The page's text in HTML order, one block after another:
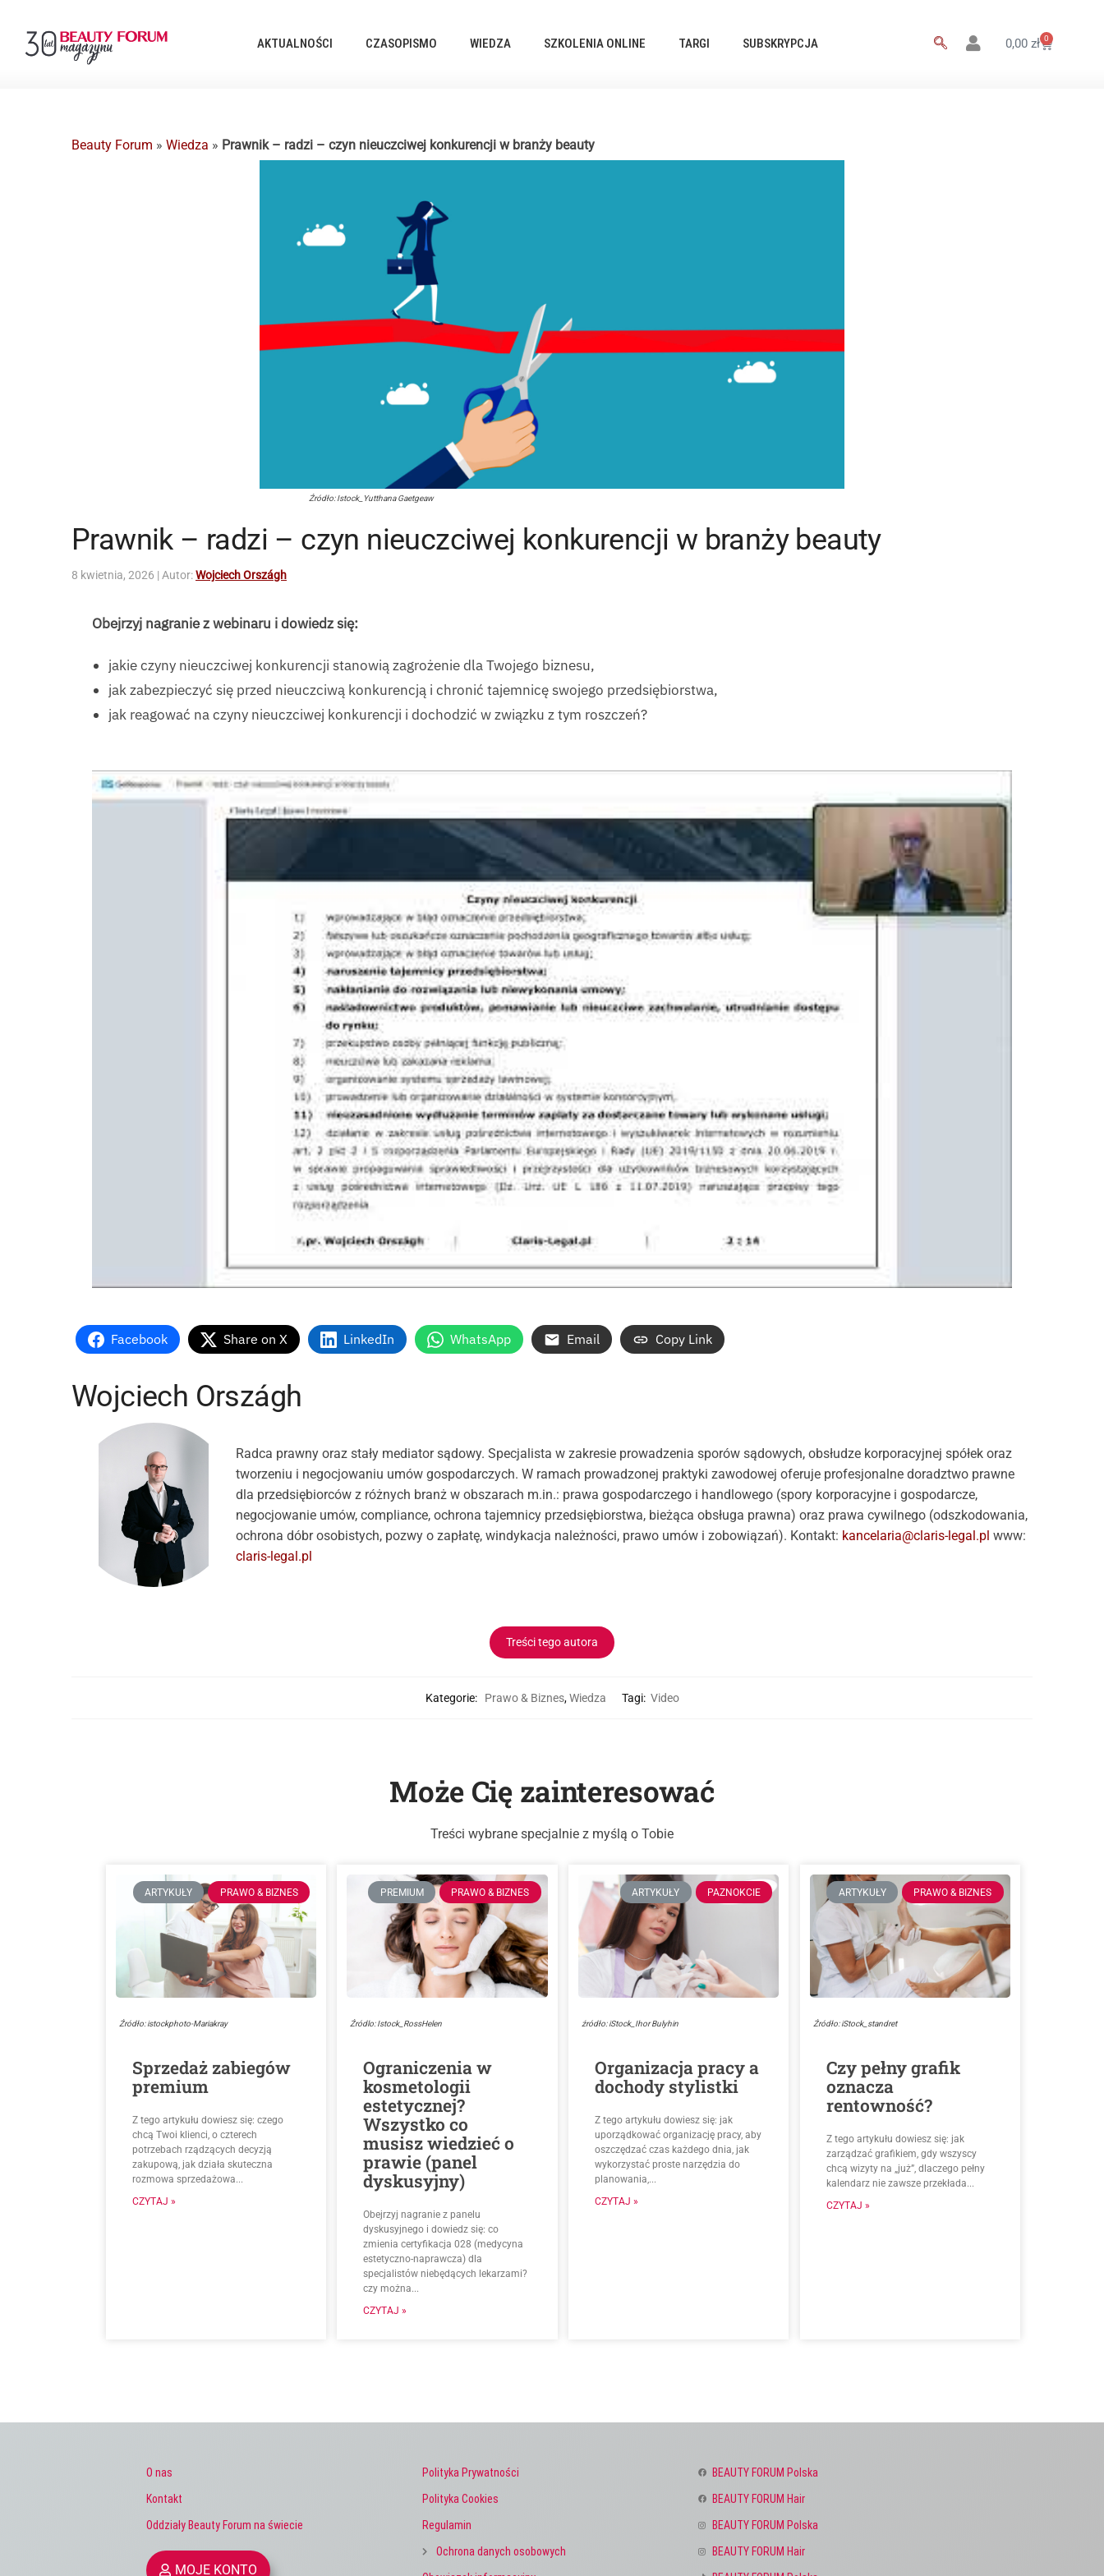
AKTUALNOŚCI CZASOPISMO WIEDZA SZKOLENIA ONLINE TARGI SUBSKRYPCJA 0,00 zł 0
Beauty Forum » Wiedza » Prawnik – radzi – czyn nieuczciwej konkurencji w branży beauty
Źródło: Istock_Yutthana Gaetgeaw
Prawnik – radzi – czyn nieuczciwej konkurencji w branży beauty
8 kwietnia, 2026 | Autor:Wojciech Országh
Obejrzyj nagranie z webinaru i dowiedz się:
jakie czyny nieuczciwej konkurencji stanowią zagrożenie dla Twojego biznesu,
jak zabezpieczyć się przed nieuczciwą konkurencją i chronić tajemnicę swojego przedsiębiorstwa,
jak reagować na czyny nieuczciwej konkurencji i dochodzić w związku z tym roszczeń?
Facebook Share on X LinkedIn WhatsApp Email Copy Link
Wojciech Országh
Radca prawny oraz stały mediator sądowy. Specjalista w zakresie prowadzenia sporów sądowych, obsłudze korporacyjnej spółek oraz
tworzeniu i negocjowaniu umów gospodarczych. W ramach prowadzonej praktyki zawodowej oferuje profesjonalne doradztwo prawne
dla przedsiębiorców z różnych branż w obszarach m.in.: prawa gospodarczego i handlowego (spory korporacyjne i gospodarcze,
negocjowanie umów, compliance, ochrona tajemnicy przedsiębiorstwa, bieżąca obsługa prawna) oraz prawa cywilnego (odszkodowania,
ochrona dóbr osobistych, pozwy o zapłatę, windykacja należności, prawo umów i zobowiązań). Kontakt: kancelaria@claris-legal.pl www:
claris-legal.pl
Treści tego autora
Kategorie: Prawo & Biznes,Wiedza Tagi: Video
Może Cię zainteresować
Treści wybrane specjalnie z myślą o Tobie
ARTYKUŁY PRAWO & BIZNES
Źródło: istockphoto-Mariakray
Sprzedaż zabiegów
premium
Z tego artykułu dowiesz się: czego
chcą Twoi klienci, o czterech
potrzebach rządzących decyzją
zakupową, jak działa skuteczna
rozmowa sprzedażowa...
CZYTAJ »
PREMIUM PRAWO & BIZNES
Źródlo: Istock_RossHelen
Ograniczenia w
kosmetologii
estetycznej?
Wszystko co
musisz wiedzieć o
prawie (panel
dyskusyjny)
Obejrzyj nagranie z panelu
dyskusyjnego i dowiedz się: co
zmienia certyfikacja 028 (medycyna
estetyczno-naprawcza) dla
specjalistów niebędących lekarzami?
czy można...
CZYTAJ »
ARTYKUŁY PAZNOKCIE
źródło: iStock_Ihor Bulyhin
Organizacja pracy a
dochody stylistki
Z tego artykułu dowiesz się: jak
uporządkować organizację pracy, aby
oszczędzać czas każdego dnia, jak
wykorzystać proste narzędzia do
planowania,...
CZYTAJ »
ARTYKUŁY PRAWO & BIZNES
Źródło: iStock_standret
Czy pełny grafik
oznacza
rentowność?
Z tego artykułu dowiesz się: jak
zarządzać grafikiem, gdy wszyscy
chcą wizyty na „już”, dlaczego pełny
kalendarz nie zawsze przekłada...
CZYTAJ »
O nas
Kontakt
Oddziały Beauty Forum na świecie
MOJE KONTO
Polityka Prywatności
Polityka Cookies
Regulamin
Ochrona danych osobowych
BEAUTY FORUM Polska
BEAUTY FORUM Hair
BEAUTY FORUM Polska
BEAUTY FORUM Hair